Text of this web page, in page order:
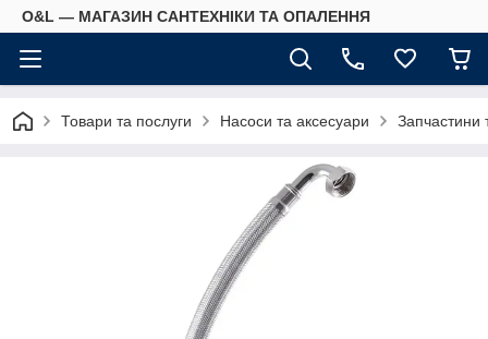
O&L — МАГАЗИН САНТЕХНІКИ ТА ОПАЛЕННЯ
Товари та послуги Насоси та аксесуари Запчастини